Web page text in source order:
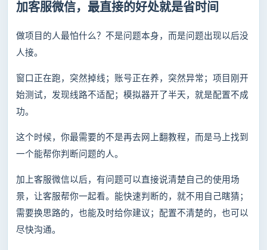
加客服微信，最直接的好处就是省时间
做项目的人最怕什么？不是问题本身，而是问题出现以后没
人接。
窗口正在跑，突然掉线；账号正在养，突然异常；项目刚开
始测试，发现线路不适配；模拟器开了半天，就是配置不成
功。
这个时候，你最需要的不是再去网上翻教程，而是马上找到
一个能帮你判断问题的人。
加上客服微信以后，有问题可以直接说清楚自己的使用场
景，让客服帮你一起看。能快速判断的，就不用自己瞎猜；
需要换思路的，也能及时给你建议；配置不清楚的，也可以
尽快沟通。